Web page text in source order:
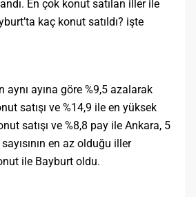
En çok konut satılan iller ile
kaç konut satıldı? işte
aynı ayına göre %9,5 azalarak
satışı ve %14,9 ile en yüksek
satışı ve %8,8 pay ile Ankara, 5
en az olduğu iller
ile Bayburt oldu.